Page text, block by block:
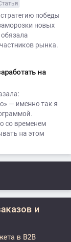
победы
новых
рынка.
на
— именно так я
со временем
на этом
и
в B2B